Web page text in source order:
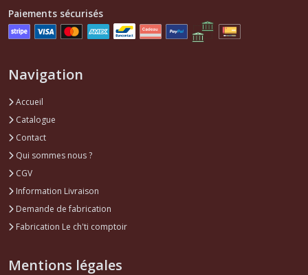
Paiements sécurisés
Navigation
Accueil
Catalogue
Contact
Qui sommes nous ?
CGV
Information Livraison
Demande de fabrication
Fabrication Le ch'ti comptoir
Mentions légales